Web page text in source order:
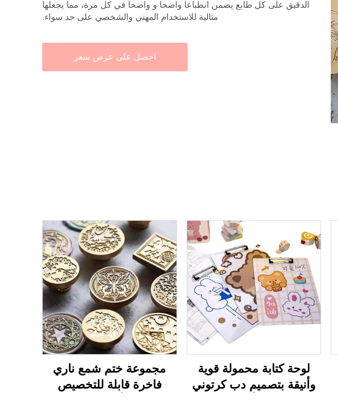
الدقيق على كل طابع يضمن انطباعا واضحا و واضحا في كل مرة، مما يجعلها
مثالية للاستخدام المهني والشخصي على حد سواء.
احصل على عرض سعر
لوحة كتابة محمولة قوية
وأنيقة بتصميم دب كرتوني
مجموعة ختم شمع ناري
فاخرة قابلة للتخصيص